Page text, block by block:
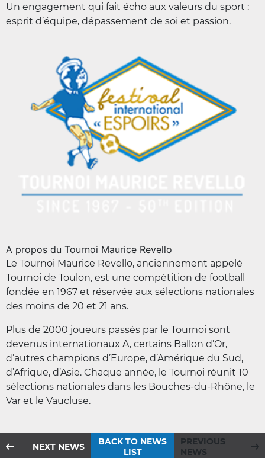
Un engagement qui fait écho aux valeurs du sport :
esprit d’équipe, dépassement de soi et passion.
A propos du Tournoi Maurice Revello
Le Tournoi Maurice Revello, anciennement appelé
Tournoi de Toulon, est une compétition de football
fondée en 1967 et réservée aux sélections nationales
des moins de 20 et 21 ans.
Plus de 2000 joueurs passés par le Tournoi sont
devenus internationaux A, certains Ballon d’Or,
d’autres champions d’Europe, d’Amérique du Sud,
d’Afrique, d’Asie. Chaque année, le Tournoi réunit 10
sélections nationales dans les Bouches-du-Rhône, le
Var et le Vaucluse.
NEXT NEWS
BACK TO NEWS
LIST
PREVIOUS
NEWS